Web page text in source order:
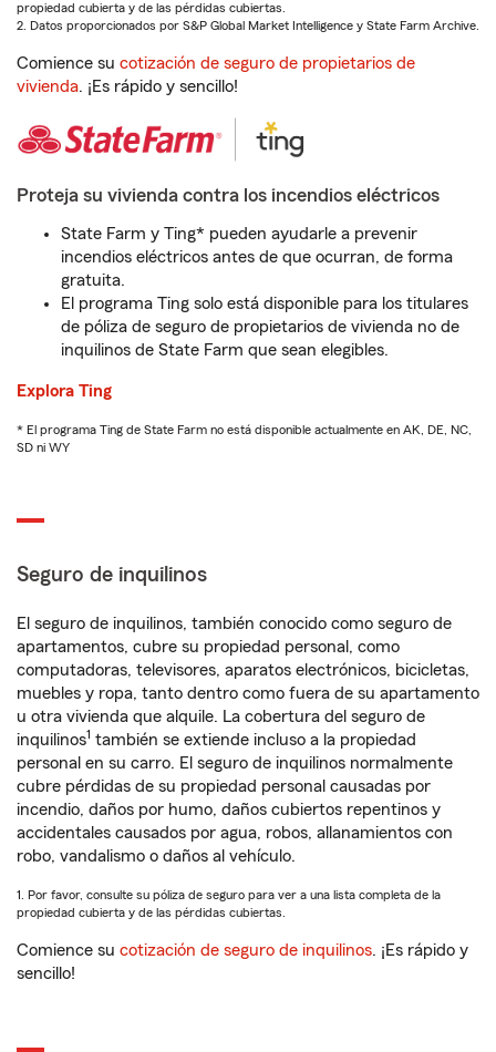
propiedad cubierta y de las pérdidas cubiertas.
2. Datos proporcionados por S&P Global Market Intelligence y State Farm Archive.
Comience su cotización de seguro de propietarios de
vivienda. ¡Es rápido y sencillo!
Proteja su vivienda contra los incendios eléctricos
State Farm y Ting* pueden ayudarle a prevenir
incendios eléctricos antes de que ocurran, de forma
gratuita.
El programa Ting solo está disponible para los titulares
de póliza de seguro de propietarios de vivienda no de
inquilinos de State Farm que sean elegibles.
Explora Ting
* El programa Ting de State Farm no está disponible actualmente en AK, DE, NC,
SD ni WY
Seguro de inquilinos
El seguro de inquilinos, también conocido como seguro de
apartamentos, cubre su propiedad personal, como
computadoras, televisores, aparatos electrónicos, bicicletas,
muebles y ropa, tanto dentro como fuera de su apartamento
u otra vivienda que alquile. La cobertura del seguro de
inquilinos1 también se extiende incluso a la propiedad
personal en su carro. El seguro de inquilinos normalmente
cubre pérdidas de su propiedad personal causadas por
incendio, daños por humo, daños cubiertos repentinos y
accidentales causados por agua, robos, allanamientos con
robo, vandalismo o daños al vehículo.
1. Por favor, consulte su póliza de seguro para ver a una lista completa de la
propiedad cubierta y de las pérdidas cubiertas.
Comience su cotización de seguro de inquilinos. ¡Es rápido y
sencillo!